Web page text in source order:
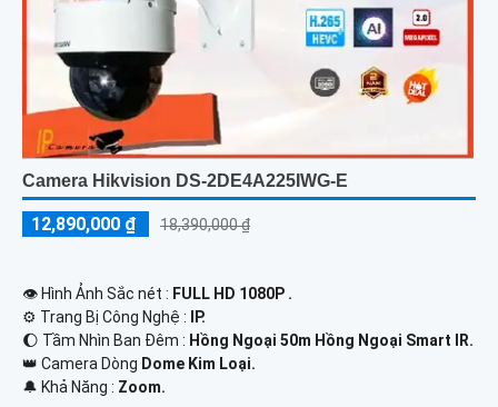
Camera Hikvision DS-2DE4A225IWG-E
12,890,000 ₫ 18,390,000 ₫
👁 Hình Ảnh Sắc nét : FULL HD 1080P .
⚙ Trang Bị Công Nghệ :
IP.
🌔 Tầm Nhìn Ban Đêm : Hồng Ngoại 50m Hồng Ngoại Smart IR.
👑 Camera Dòng Dome Kim Loại.
️🔔 Khả Năng : Zoom.